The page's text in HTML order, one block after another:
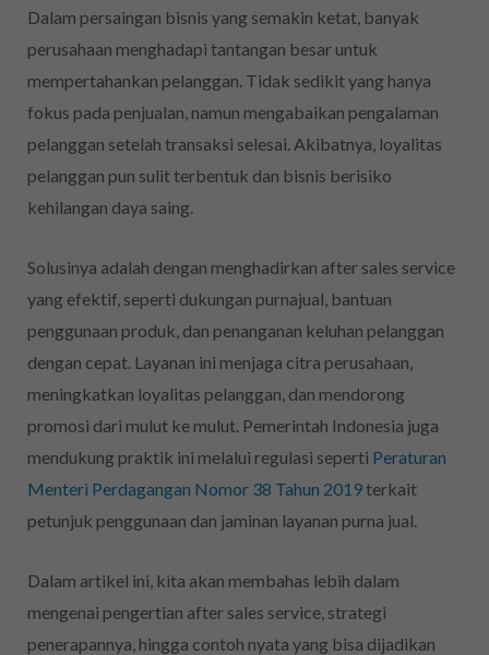
Dalam persaingan bisnis yang semakin ketat, banyak
perusahaan menghadapi tantangan besar untuk
mempertahankan pelanggan. Tidak sedikit yang hanya
fokus pada penjualan, namun mengabaikan pengalaman
pelanggan setelah transaksi selesai. Akibatnya, loyalitas
pelanggan pun sulit terbentuk dan bisnis berisiko
kehilangan daya saing.
Solusinya adalah dengan menghadirkan after sales service
yang efektif, seperti dukungan purnajual, bantuan
penggunaan produk, dan penanganan keluhan pelanggan
dengan cepat. Layanan ini menjaga citra perusahaan,
meningkatkan loyalitas pelanggan, dan mendorong
promosi dari mulut ke mulut. Pemerintah Indonesia juga
mendukung praktik ini melalui regulasi seperti Peraturan
Menteri Perdagangan Nomor 38 Tahun 2019terkait
petunjuk penggunaan dan jaminan layanan purna jual.
Dalam artikel ini, kita akan membahas lebih dalam
mengenai pengertian after sales service, strategi
penerapannya, hingga contoh nyata yang bisa dijadikan